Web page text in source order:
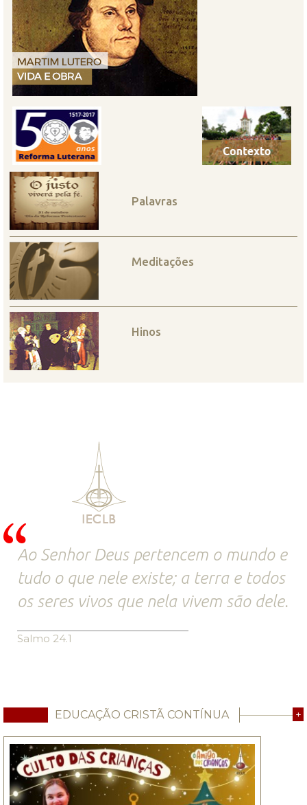
Palavras
Meditações
Hinos
Ao Senhor Deus pertencem o mundo e
tudo o que nele existe; a terra e todos
os seres vivos que nela vivem são dele.
Salmo 24.1
EDUCAÇÃO CRISTÃ CONTÍNUA +